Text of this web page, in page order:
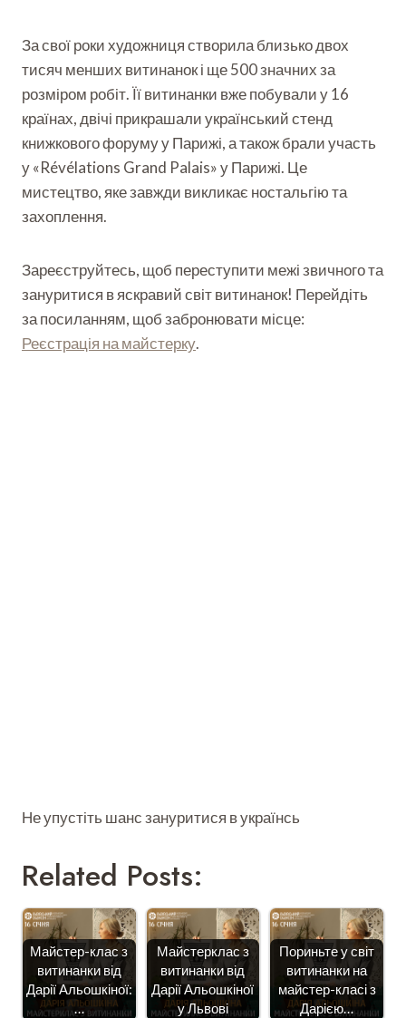
За свої роки художниця створила близько двох
тисяч менших витинанок і ще 500 значних за
розміром робіт. Її витинанки вже побували у 16
країнах, двічі прикрашали український стенд
книжкового форуму у Парижі, а також брали участь
у «Révélations Grand Palais» у Парижі. Це
мистецтво, яке завжди викликає ностальгію та
захоплення.
Зареєструйтесь, щоб переступити межі звичного та
зануритися в яскравий світ витинанок! Перейдіть
за посиланням, щоб забронювати місце:
Реєстрація на майстерку.
Не упустіть шанс зануритися в українсь
Related Posts:
Майстер-клас з
витинанки від
Дарії Альошкіної:
…
Майстерклас з
витинанки від
Дарії Альошкіної
у Львові
Пориньте у світ
витинанки на
майстер-класі з
Дарією…